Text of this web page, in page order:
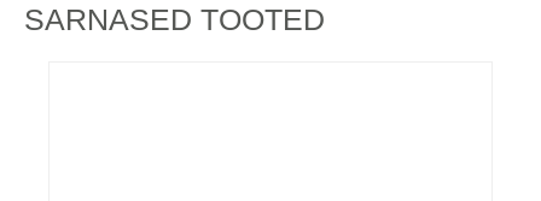
SARNASED TOOTED